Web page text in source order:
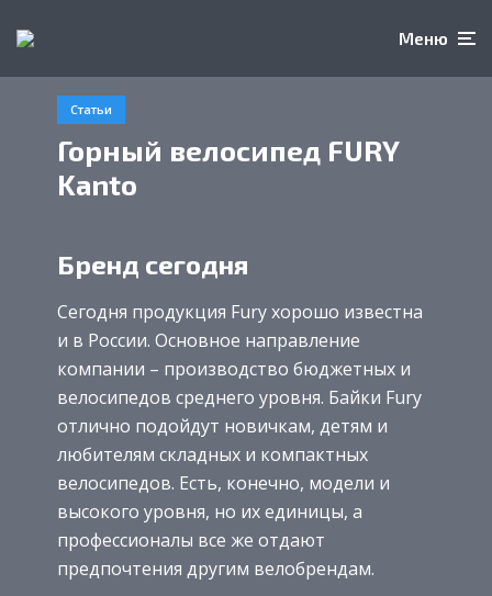
Меню
Статьи
Горный велосипед FURY
Kanto
Бренд сегодня
Сегодня продукция Fury хорошо известна
и в России. Основное направление
компании – производство бюджетных и
велосипедов среднего уровня. Байки Fury
отлично подойдут новичкам, детям и
любителям складных и компактных
велосипедов. Есть, конечно, модели и
высокого уровня, но их единицы, а
профессионалы все же отдают
предпочтения другим велобрендам.